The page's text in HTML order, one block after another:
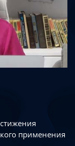
применения